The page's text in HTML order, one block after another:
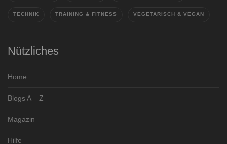
TECHNIK TRAINING & FITNESS VEGETARISCH & VEGAN
Nützliches
Home
Blogs A – Z
Magazin
Hilfe